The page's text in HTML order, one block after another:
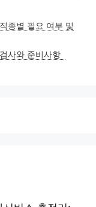
종별 필요 여부 및
사와 준비사항